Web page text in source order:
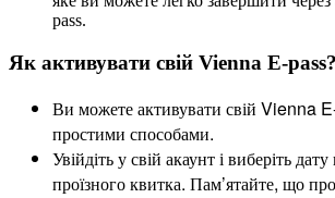
pass.
Як активувати свій Vienna E-pass?
Ви можете активувати свій Vienna
простими способами.
Увійдіть у свій акаунт і виберіть
проїзного квитка. Пам’ятайте, що